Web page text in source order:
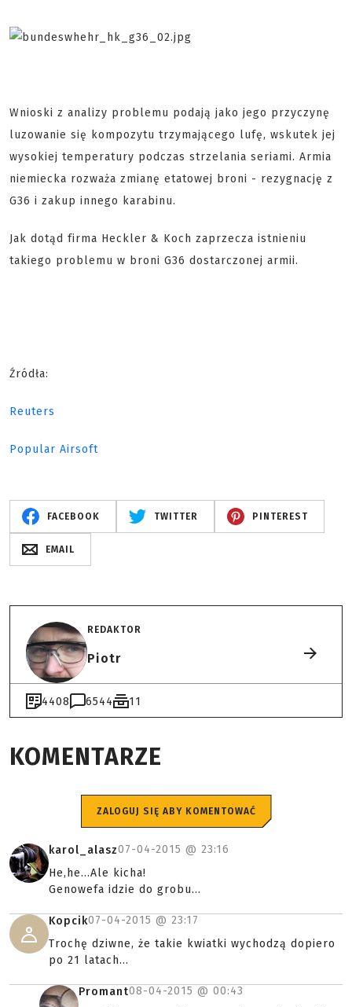
Wnioski z analizy problemu podają jako jego przyczynę
luzowanie się kompozytu trzymającego lufę, wskutek jej
wysokiej temperatury podczas strzelania seriami. Armia
niemiecka rozważa zmianę etatowej broni - rezygnację z
G36 i zakup innego karabinu.
Jak dotąd firma Heckler & Koch zaprzecza istnieniu
takiego problemu w broni G36 dostarczonej armii.
Źródła:
Reuters
Popular Airsoft
FACEBOOK TWITTER PINTEREST
EMAIL
REDAKTOR
Piotr
4408 6544 11
KOMENTARZE
ZALOGUJ SIĘ ABY KOMENTOWAĆ
karol_alasz07-04-2015 @ 23:16
He,he...Ale kicha!
Genowefa idzie do grobu...
Kopcik07-04-2015 @ 23:17
Trochę dziwne, że takie kwiatki wychodzą dopiero
po 21 latach...
Promant08-04-2015 @ 00:43